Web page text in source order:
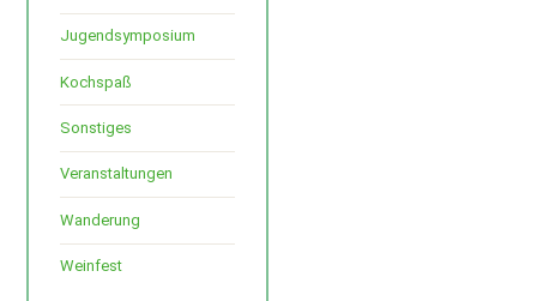
Jugendsymposium
Kochspaß
Sonstiges
Veranstaltungen
Wanderung
Weinfest